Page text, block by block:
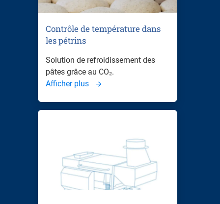
Contrôle de température dans
les pétrins
Solution de refroidissement des
pâtes grâce au CO₂.
Afficher plus